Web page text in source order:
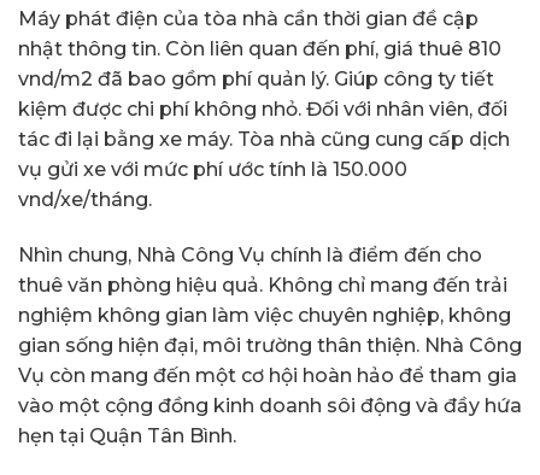
Máy phát điện của tòa nhà cần thời gian đề cập
nhật thông tin. Còn liên quan đến phí, giá thuê 810
vnd/m2 đã bao gồm phí quản lý. Giúp công ty tiết
kiệm được chi phí không nhỏ. Đối với nhân viên, đối
tác đi lại bằng xe máy. Tòa nhà cũng cung cấp dịch
vụ gửi xe với mức phí ước tính là 150.000
vnd/xe/tháng.
Nhìn chung, Nhà Công Vụ chính là điểm đến cho
thuê văn phòng hiệu quả. Không chỉ mang đến trải
nghiệm không gian làm việc chuyên nghiệp, không
gian sống hiện đại, môi trường thân thiện. Nhà Công
Vụ còn mang đến một cơ hội hoàn hảo để tham gia
vào một cộng đồng kinh doanh sôi động và đầy hứa
hẹn tại Quận Tân Bình.